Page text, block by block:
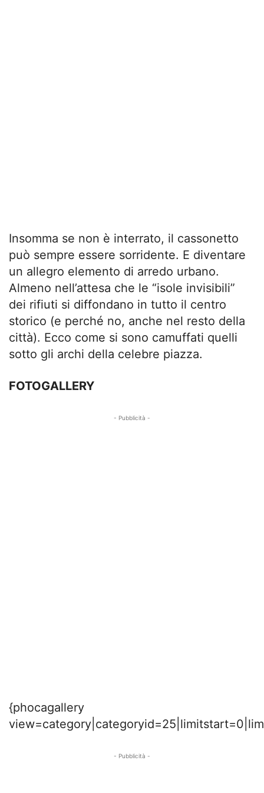
Insomma se non è interrato, il cassonetto
può sempre essere sorridente. E diventare
un allegro elemento di arredo urbano.
Almeno nell’attesa che le “isole invisibili”
dei rifiuti si diffondano in tutto il centro
storico (e perché no, anche nel resto della
città). Ecco come si sono camuffati quelli
sotto gli archi della celebre piazza.
FOTOGALLERY
- Pubblicità -
{phocagallery
- Pubblicità -